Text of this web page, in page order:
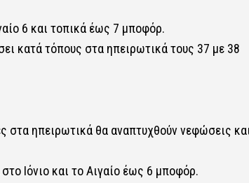
6 και τοπικά έως 7 μποφόρ.
κατά τόπους στα ηπειρωτικά τους 37 με 38
στα ηπειρωτικά θα αναπτυχθούν νεφώσεις
Ιόνιο και το Αιγαίο έως 6 μποφόρ.